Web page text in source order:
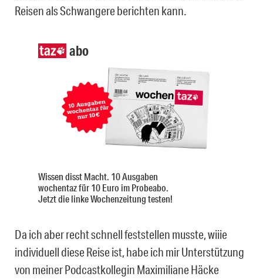
Reisen als Schwangere berichten kann.
abo
Wissen disst Macht. 10 Ausgaben
wochentaz für 10 Euro im Probeabo.
Jetzt die linke Wochenzeitung testen!
Da ich aber recht schnell feststellen musste, wiiie
individuell diese Reise ist, habe ich mir Unterstützung
von meiner Podcastkollegin Maximiliane Häcke